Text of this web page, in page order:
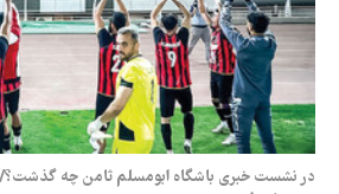
در نشست خبری باشگاه ابومسلم ثامن چه گذشت؟/